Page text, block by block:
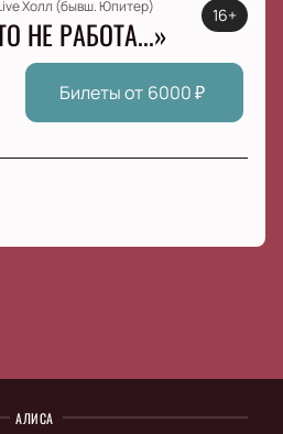
Холл (бывш. Юпитер)
НЕ РАБОТА...» 16+
Билеты от 6000₽
АЛИСА